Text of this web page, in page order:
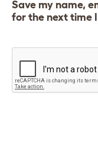
Save my name,
for the next time